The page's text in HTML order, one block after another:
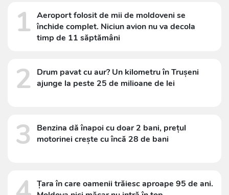
1 Aeroport folosit de mii de moldoveni se
închide complet. Niciun avion nu va decola
timp de 11 săptămâni
2
Drum pavat cu aur? Un kilometru în Trușeni
ajunge la peste 25 de milioane de lei
3
Benzina dă înapoi cu doar 2 bani, prețul
motorinei crește cu încă 28 de bani
Țara în care oamenii trăiesc aproape 95 de ani.